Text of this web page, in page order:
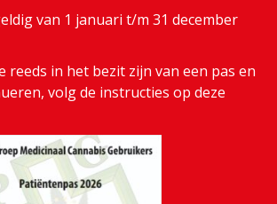
van 1 januari t/m 31 december
reeds in het bezit zijn van een pas en
volg de instructies op deze